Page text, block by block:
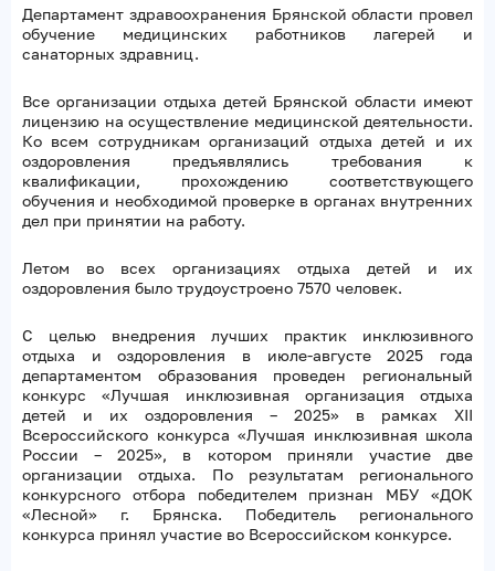
Департамент здравоохранения Брянской области провел
обучение медицинских работников лагерей и
санаторных здравниц.
Все организации отдыха детей Брянской области имеют
лицензию на осуществление медицинской деятельности.
Ко всем сотрудникам организаций отдыха детей и их
оздоровления предъявлялись требования к
квалификации, прохождению соответствующего
обучения и необходимой проверке в органах внутренних
дел при принятии на работу.
Летом во всех организациях отдыха детей и их
оздоровления было трудоустроено 7570 человек.
С целью внедрения лучших практик инклюзивного
отдыха и оздоровления в июле-августе 2025 года
департаментом образования проведен региональный
конкурс «Лучшая инклюзивная организация отдыха
детей и их оздоровления – 2025» в рамках ХII
Всероссийского конкурса «Лучшая инклюзивная школа
России – 2025», в котором приняли участие две
организации отдыха. По результатам регионального
конкурсного отбора победителем признан МБУ «ДОК
«Лесной» г. Брянска. Победитель регионального
конкурса принял участие во Всероссийском конкурсе.